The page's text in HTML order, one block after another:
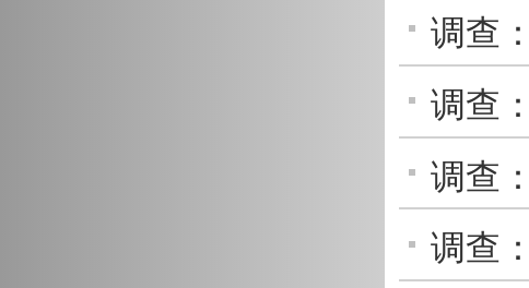
局 守
调查
管部门
调查
有“食
调查
解 居
调查